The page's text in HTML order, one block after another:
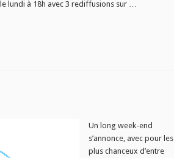
lundi à 18h avec 3 rediffusions sur …
Un long week-end
s’annonce, avec pour les
plus chanceux d’entre